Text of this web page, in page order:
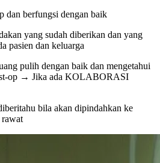
dan berfungsi dengan baik
yang sudah diberikan dan yang
pasien dan keluarga
pulih dengan baik dan mengetahui
op → Jika ada KOLABORASI
bila akan dipindahkan ke
rawat